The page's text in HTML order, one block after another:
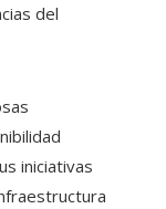
del
iniciativas